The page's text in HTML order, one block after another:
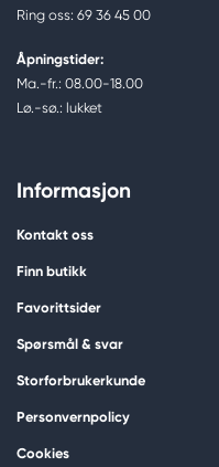
Ring oss: 69 36 45 00
Åpningstider:
Ma.-fr.: 08.00-18.00
Lø.-sø.: lukket
Informasjon
Kontakt oss
Finn butikk
Favorittsider
Spørsmål & svar
Storforbrukerkunde
Personvernpolicy
Cookies